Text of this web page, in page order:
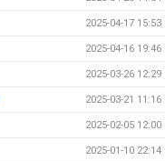
2025-04-17 15:53
2025-04-16 19:46
2025-03-26 12:29
2025-03-21 11:16
2025-02-05 12:00
2025-01-10 22:14